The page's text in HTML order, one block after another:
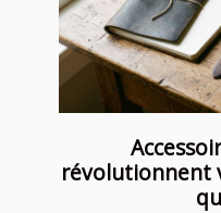
révolutionnent